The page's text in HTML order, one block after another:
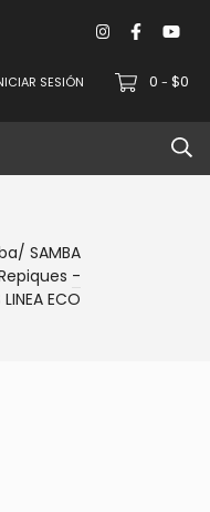
SESIÓN 0 - $0
SAMBA
-
LINEA ECO